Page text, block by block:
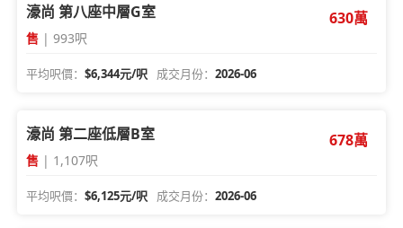
濠尚 第八座中層G室
售 | 993呎
630萬
平均呎價：$6,344元/呎 成交月份：2026-06
濠尚 第二座低層B室
售 | 1,107呎
678萬
平均呎價：$6,125元/呎 成交月份：2026-06